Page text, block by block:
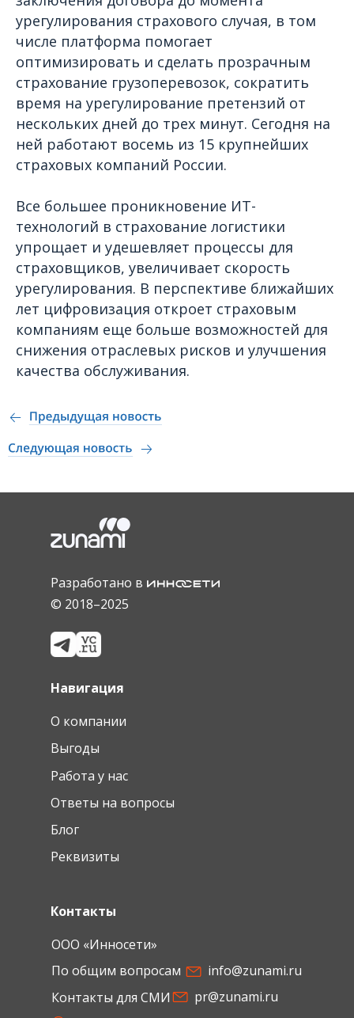
урегулирования страхового случая, в том
числе платформа помогает
оптимизировать и сделать прозрачным
страхование грузоперевозок, сократить
время на урегулирование претензий от
нескольких дней до трех минут. Сегодня на
ней работают восемь из 15 крупнейших
страховых компаний России.
Все большее проникновение ИТ-
технологий в страхование логистики
упрощает и удешевляет процессы для
страховщиков, увеличивает скорость
урегулирования. В перспективе ближайших
лет цифровизация откроет страховым
компаниям еще больше возможностей для
снижения отраслевых рисков и улучшения
качества обслуживания.
По общим вопросам
ООО «Инносети»
Контакты для СМИ
О компании
Выгоды
Ответы на вопросы
Блог
Реквизиты
Работа у нас
Навигация
© 2018–2025
Разработано в
info@zunami.ru
pr@zunami.ru
Контакты